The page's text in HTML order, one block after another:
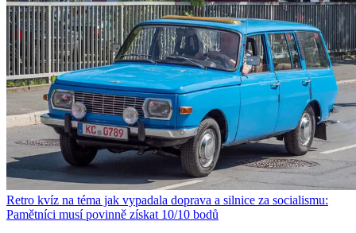
Retro kvíz na téma jak vypadala doprava a silnice za socialismu:
Pamětníci musí povinně získat 10/10 bodů